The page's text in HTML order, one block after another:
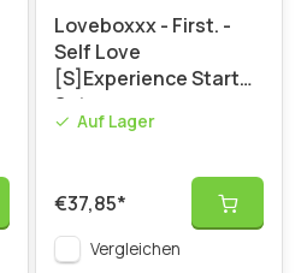
Loveboxxx - First. -
Self Love
[S]Experience Starter
Set
Auf Lager
€37,85*
Vergleichen